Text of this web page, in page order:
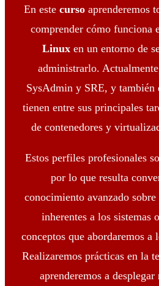
En este cursoaprenderemos
comprender cómo funciona
Linuxen un entorno de
administrarlo.
SysAdmin y SRE, y también
tienen entre sus principales
de contenedores y
Estos perfiles profesionales
por lo que resulta
conocimiento avanzado
inherentes a los sistemas
conceptos que abordaremos a
Realizaremos prácticas en la
aprenderemos a